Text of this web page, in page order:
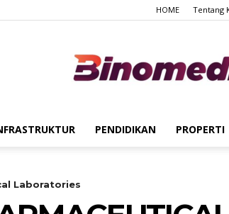
HOME Tentang
PENDIDIKAN PROPERTI
Laboratories